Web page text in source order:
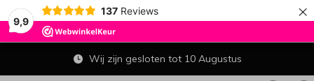
9,9
137 Reviews ×
Wij zijn gesloten tot 10 Augustus